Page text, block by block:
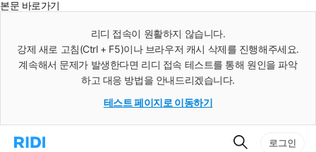
본문 바로가기
리디 접속이 원활하지 않습니다.
강제 새로 고침(Ctrl + F5)이나 브라우저 캐시 삭제를 진행해주세요.
계속해서 문제가 발생한다면 리디 접속 테스트를 통해 원인을 파악
하고 대응 방법을 안내드리겠습니다.
테스트 페이지로 이동하기
리
검
로그인